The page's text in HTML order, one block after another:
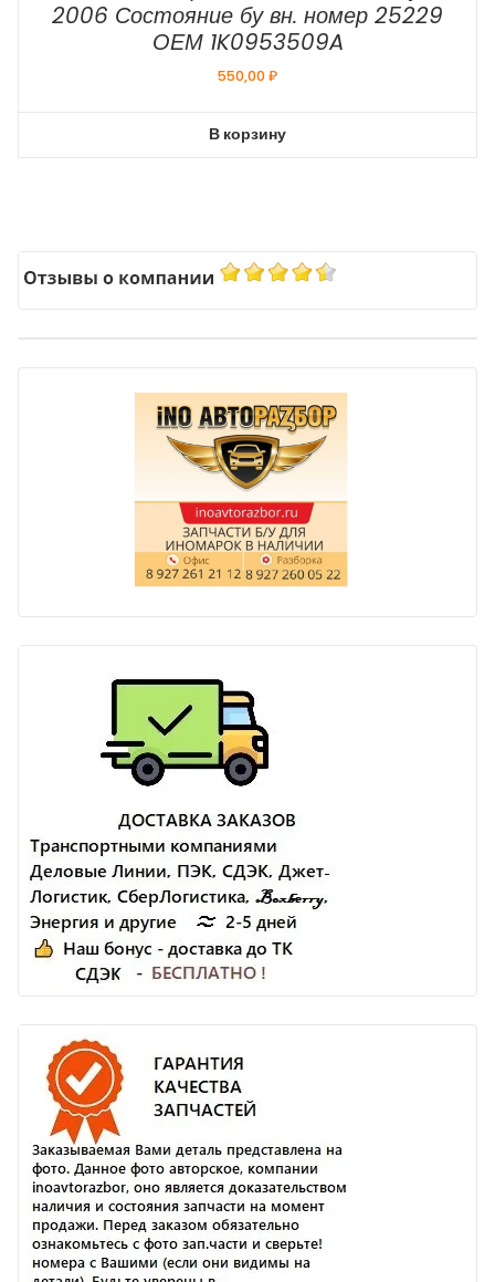
2006 Состояние бу вн. номер 25229
ОЕМ 1K0953509A
550,00₽
В корзину